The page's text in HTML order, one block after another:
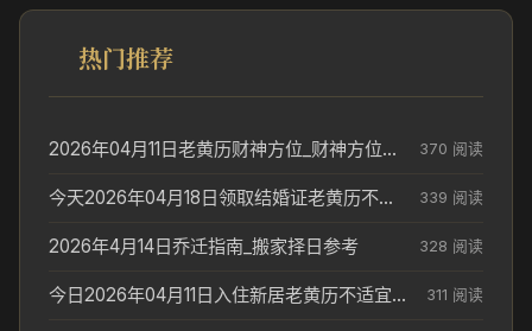
热门推荐
2026年04月11日老黄历财神方位_财神方位与供奉讲究 370 阅读
今天2026年04月18日领取结婚证老黄历不适合吗_领证日期参考 339 阅读
2026年4月14日乔迁指南_搬家择日参考 328 阅读
今日2026年04月11日入住新居老黄历不适宜吗_搬家择日参考 311 阅读